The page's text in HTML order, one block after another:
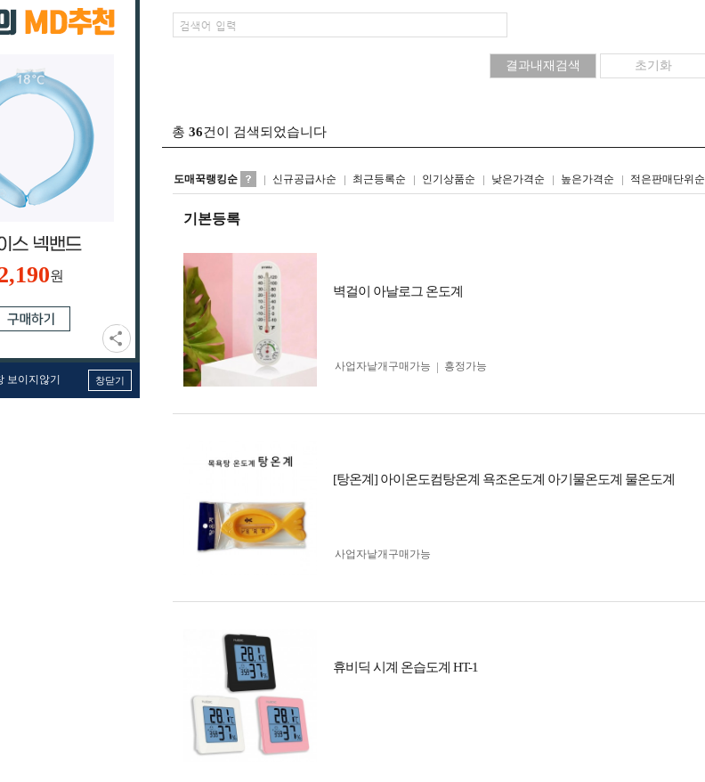
원
보이지않기 창닫기
총 36건이 검색되었습니다
도매꾹랭킹순 신규공급사순 최근등록순 인기상품순 낮은가격순 높은가격순 적은판매단위순
리스트형갤러리형
기본등록
벽걸이 아날로그 온도계
사업자 낱개구매가능 흥정가능
[탕온계] 아이온도컴탕온계 욕조온도계 아기물온도계 물온도계
사업자 낱개구매가능
휴비딕 시계 온습도계 HT-1